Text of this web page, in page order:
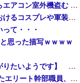
米海兵隊を空撮！
【熊本地震】車中泊避難して留守の家からエアコン室外機盗む 警察に「室外機が盗まれた」相談数件 天草市の無職男（47）逮捕
「神聖なる場所です」靖国神社、境内におけるコスプレや軍装の禁止を発表
て・・・
思った描写ｗｗｗｗ
【｛あんこ｝やる夫達は異世界でのし上がりたいようです】 【第６４話：最強対決】
【秋田県】 記者会見にオンライン出席したエリート幹部職員、バスローブ姿でタバコを吸いながら説明 県が聞き取りへ